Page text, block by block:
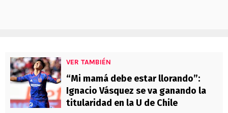
VER TAMBIÉN
“Mi mamá debe estar llorando”:
Ignacio Vásquez se va ganando la
titularidad en la U de Chile